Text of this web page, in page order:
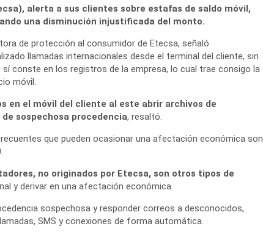
alerta a sus clientes sobre estafas de saldo móvil,
una disminución injustificada del monto.
de protección al consumidor de Etecsa, señaló
llamadas internacionales desde el terminal del cliente, sin
conste en los registros de la empresa, lo cual trae consigo la
móvil.
en el móvil del cliente al este abrir archivos de
sospechosa procedencia, resaltó.
que pueden ocasionar una afectación económica son
no originados por Etecsa, son otros tipos de
y derivar en una afectación económica.
sospechosa y responder correos a desconocidos,
SMS y conexiones de forma automática.